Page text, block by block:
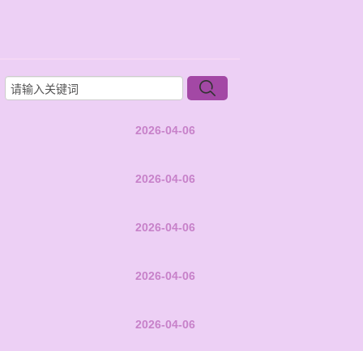
2026-04-06
2026-04-06
2026-04-06
2026-04-06
2026-04-06